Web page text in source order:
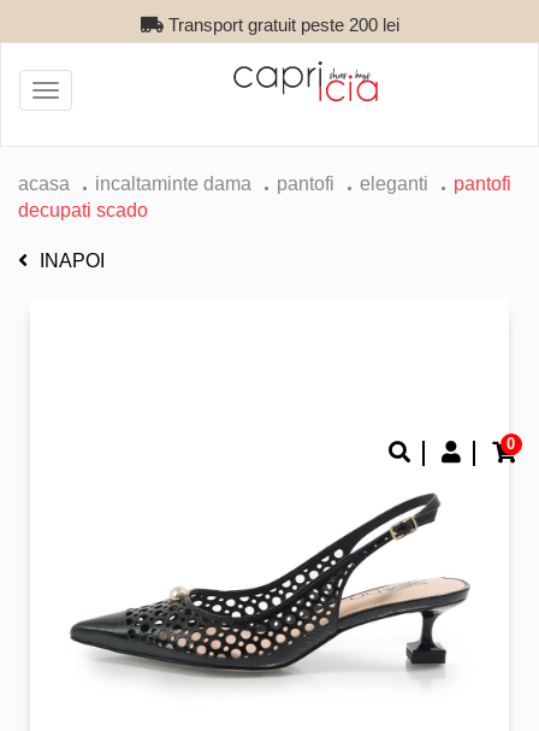
Transport gratuit peste 200 lei
0
Toggle
navigation
acasa incaltaminte dama pantofi eleganti
pantofi
decupati scado
INAPOI